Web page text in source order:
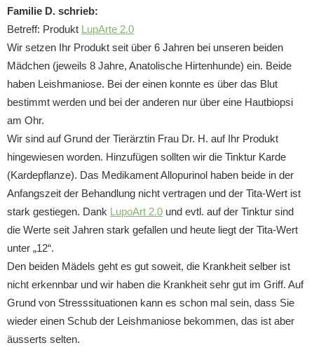
Familie D. schrieb:
Betreff: Produkt LupArte 2.0
Wir setzen Ihr Produkt seit über 6 Jahren bei unseren beiden
Mädchen (jeweils 8 Jahre, Anatolische Hirtenhunde) ein. Beide
haben Leishmaniose. Bei der einen konnte es über das Blut
bestimmt werden und bei der anderen nur über eine Hautbiopsi
am Ohr.
Wir sind auf Grund der Tierärztin Frau Dr. H. auf Ihr Produkt
hingewiesen worden. Hinzufügen sollten wir die Tinktur Karde
(Kardepflanze). Das Medikament Allopurinol haben beide in der
Anfangszeit der Behandlung nicht vertragen und der Tita-Wert ist
stark gestiegen. Dank LupoArt 2.0 und evtl. auf der Tinktur sind
die Werte seit Jahren stark gefallen und heute liegt der Tita-Wert
unter „12“.
Den beiden Mädels geht es gut soweit, die Krankheit selber ist
nicht erkennbar und wir haben die Krankheit sehr gut im Griff. Auf
Grund von Stresssituationen kann es schon mal sein, dass Sie
wieder einen Schub der Leishmaniose bekommen, das ist aber
äusserts selten.